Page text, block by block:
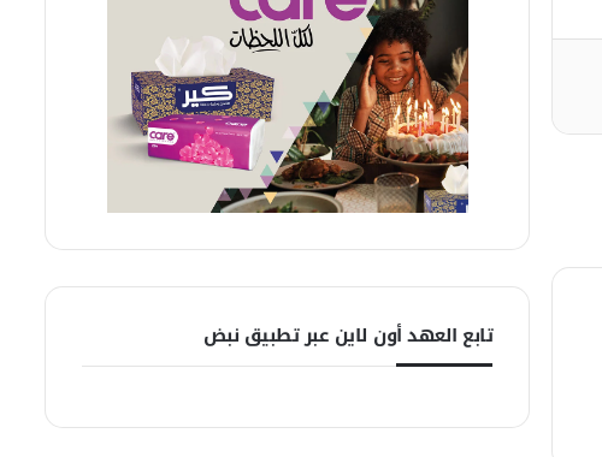
تابع العهد أون لاين عبر تطبيق نبض